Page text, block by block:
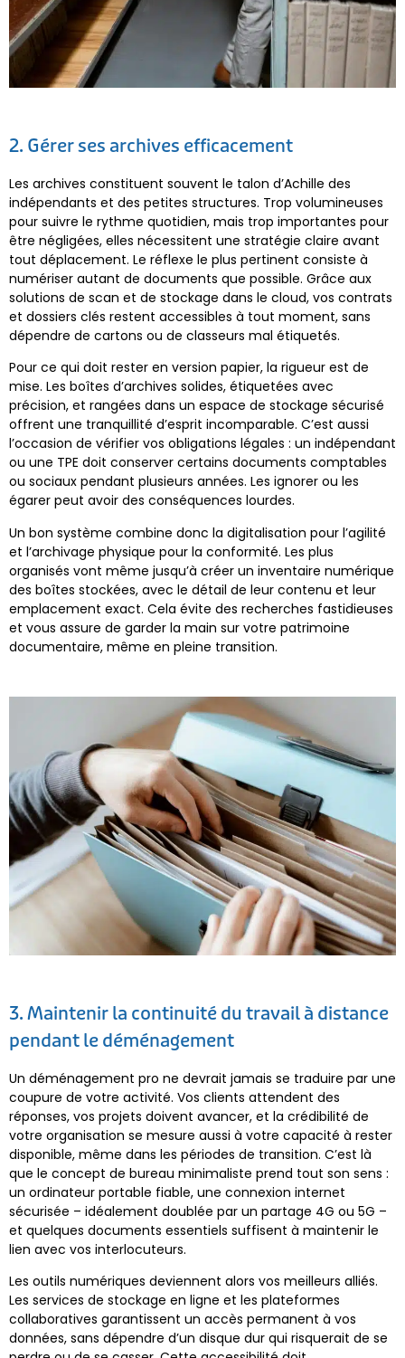
2. Gérer ses archives efficacement
Les archives constituent souvent le talon d’Achille des
indépendants et des petites structures. Trop volumineuses
pour suivre le rythme quotidien, mais trop importantes pour
être négligées, elles nécessitent une stratégie claire avant
tout déplacement. Le réflexe le plus pertinent consiste à
numériser autant de documents que possible. Grâce aux
solutions de scan et de stockage dans le cloud, vos contrats
et dossiers clés restent accessibles à tout moment, sans
dépendre de cartons ou de classeurs mal étiquetés.
Pour ce qui doit rester en version papier, la rigueur est de
mise. Les boîtes d’archives solides, étiquetées avec
précision, et rangées dans un espace de stockage sécurisé
offrent une tranquillité d’esprit incomparable. C’est aussi
l’occasion de vérifier vos obligations légales : un indépendant
ou une TPE doit conserver certains documents comptables
ou sociaux pendant plusieurs années. Les ignorer ou les
égarer peut avoir des conséquences lourdes.
Un bon système combine donc la digitalisation pour l’agilité
et l’archivage physique pour la conformité. Les plus
organisés vont même jusqu’à créer un inventaire numérique
des boîtes stockées, avec le détail de leur contenu et leur
emplacement exact. Cela évite des recherches fastidieuses
et vous assure de garder la main sur votre patrimoine
documentaire, même en pleine transition.
3. Maintenir la continuité du travail à distance
pendant le déménagement
Un déménagement pro ne devrait jamais se traduire par une
coupure de votre activité. Vos clients attendent des
réponses, vos projets doivent avancer, et la crédibilité de
votre organisation se mesure aussi à votre capacité à rester
disponible, même dans les périodes de transition. C’est là
que le concept de bureau minimaliste prend tout son sens :
un ordinateur portable fiable, une connexion internet
sécurisée – idéalement doublée par un partage 4G ou 5G –
et quelques documents essentiels suffisent à maintenir le
lien avec vos interlocuteurs.
Les outils numériques deviennent alors vos meilleurs alliés.
Les services de stockage en ligne et les plateformes
collaboratives garantissent un accès permanent à vos
données, sans dépendre d’un disque dur qui risquerait de se